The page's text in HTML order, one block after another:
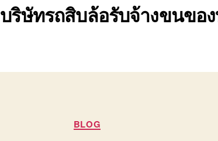
บริษัทรถสิบล้อรับจ้างขนขอ
Categories
BLOG